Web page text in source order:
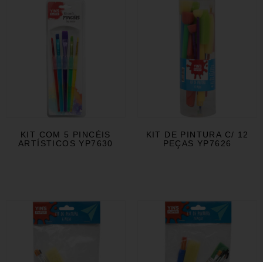
KIT COM 5 PINCÉIS
ARTÍSTICOS YP7630
KIT DE PINTURA C/ 12
PEÇAS YP7626